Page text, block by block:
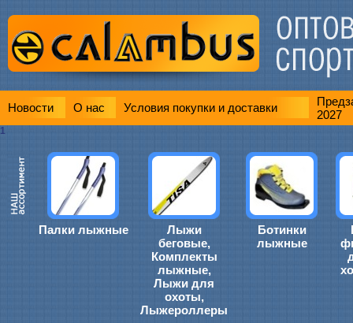
Новости О нас Условия покупки и доставки
2027
1
Палки лыжные
Лыжи
беговые,
Комплекты
лыжные,
Лыжи для
охоты,
Лыжероллеры
Ботинки
лыжные